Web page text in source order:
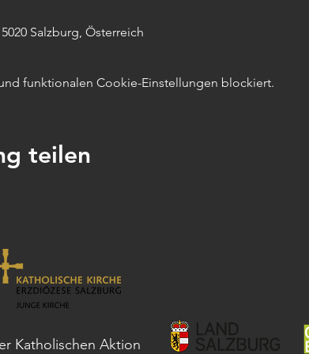
Salzburg, Österreich
funktionalen Cookie-Einstellungen blockiert.
teilen
Katholischen Aktion